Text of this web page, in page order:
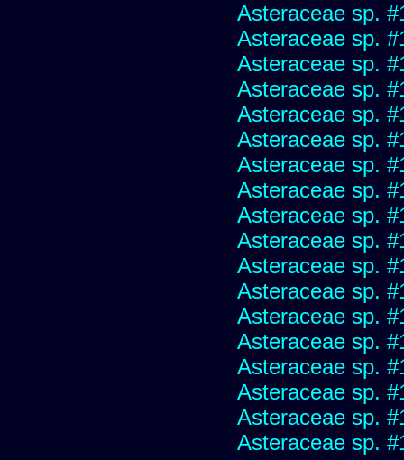
Asteraceae sp.
Asteraceae sp.
Asteraceae sp.
Asteraceae sp.
Asteraceae sp.
Asteraceae sp.
Asteraceae sp.
Asteraceae sp.
Asteraceae sp.
Asteraceae sp.
Asteraceae sp.
Asteraceae sp.
Asteraceae sp.
Asteraceae sp.
Asteraceae sp.
Asteraceae sp.
Asteraceae sp.
Asteraceae sp.